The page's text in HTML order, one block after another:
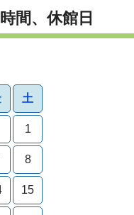
間、休館日
土
1
8
15